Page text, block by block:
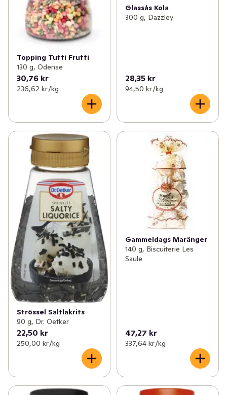
Topping Tutti Frutti
130 g, Odense
30,76 kr
236,62 kr /kg
Glassås Kola
300 g, Dazzley
28,35 kr
94,50 kr /kg
Strössel Saltlakrits
90 g, Dr. Oetker
22,50 kr
250,00 kr /kg
Gammeldags Maränger
140 g, Biscuiterie Les
Saule
47,27 kr
337,64 kr /kg